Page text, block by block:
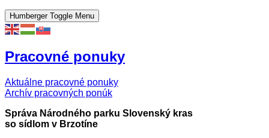
Humberger Toggle Menu
Pracovné ponuky
Aktuálne pracovné ponuky
Archív pracovných ponúk
Správa Národného parku Slovenský kras
so sídlom v Brzotíne